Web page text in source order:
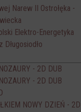
Narew II Ostrołęka -
Elektro-Energetyka
Długosiodło
- 2D DUB
- 2D DUB
NOWY DZIEŃ - 2D